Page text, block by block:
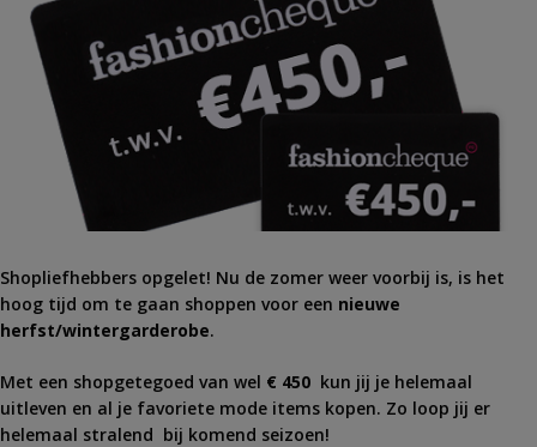
Shopliefhebbers opgelet! Nu de zomer weer voorbij is, is het
hoog tijd om te gaan shoppen voor een nieuwe
herfst/wintergarderobe.
Met een shopgetegoed van wel € 450 kun jij je helemaal
uitleven en al je favoriete mode items kopen. Zo loop jij er
helemaal stralend bij komend seizoen!